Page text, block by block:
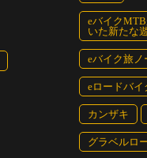
eバイク
いた新たな
eバイク旅ノ
eロードバイ
カンザキ
グラベルロ